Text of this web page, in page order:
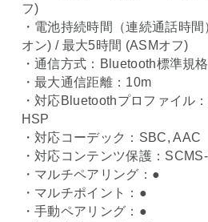
フ)
・電池持続時間（連続通話時
オン) / 最大5時間 (ASMオフ)
・通信方式：Bluetooth標準規
・最大通信距離：10m
・対応Bluetoothプロファイル
HSP
・対応コーデック：SBC, AAC
・対応コンテンツ保護：
・マルチペアリング：●
・マルチポイント：●
・手動ペアリング：●